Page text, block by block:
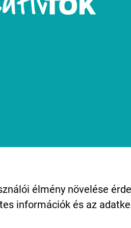
élmény növelése
információk és az